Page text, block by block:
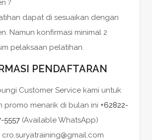
?
dapat di sesuaikan dengan
Namun konfirmasi minimal 2
pelaksaan pelatihan.
PENDAFTARAN
Customer Service kami untuk
promo menarik di bulan ini +62822-
5557(Available WhatsApp)
cro.suryatraining@gmail.com